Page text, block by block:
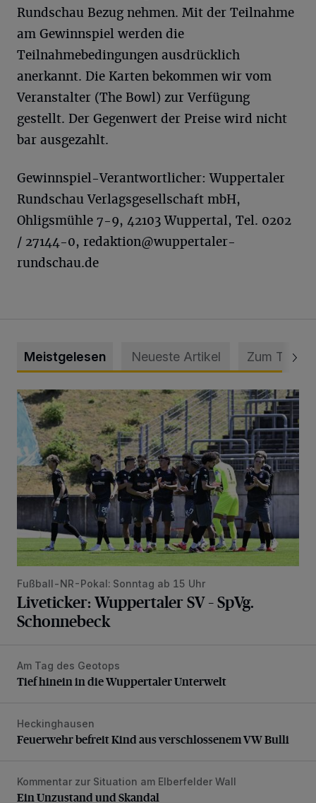
Rundschau Bezug nehmen. Mit der Teilnahme
am Gewinnspiel werden die
Teilnahmebedingungen ausdrücklich
anerkannt. Die Karten bekommen wir vom
Veranstalter (The Bowl) zur Verfügung
gestellt. Der Gegenwert der Preise wird nicht
bar ausgezahlt.
Gewinnspiel-Verantwortlicher: Wuppertaler
Rundschau Verlagsgesellschaft mbH,
Ohligsmühle 7-9, 42103 Wuppertal, Tel. 0202
/ 27144-0, redaktion@wuppertaler-
rundschau.de
Meistgelesen Neueste Artikel Zum Thema
Liveticker: Wuppertaler SV – SpVg. Schonnebeck
Fußball-NR-Pokal: Sonntag ab 15 Uhr
Liveticker: Wuppertaler SV – SpVg.
Schonnebeck
Tief hinein in die Wuppertaler Unterwelt
Am Tag des Geotops
Tief hinein in die Wuppertaler Unterwelt
Feuerwehr befreit Kind aus verschlossenem VW Bulli
Heckinghausen
Feuerwehr befreit Kind aus verschlossenem VW Bulli
Ein Unzustand und Skandal
Kommentar zur Situation am Elberfelder Wall
Ein Unzustand und Skandal